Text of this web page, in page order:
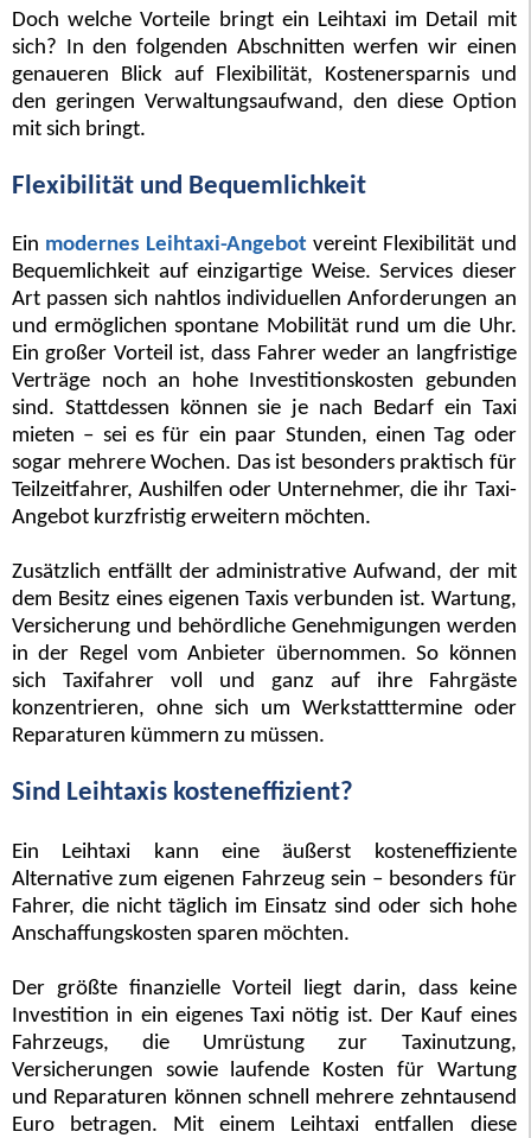
Doch welche Vorteile bringt ein Leihtaxi im Detail mit
sich? In den folgenden Abschnitten werfen wir einen
genaueren Blick auf Flexibilität, Kostenersparnis und
den geringen Verwaltungsaufwand, den diese Option
mit sich bringt.
Flexibilität und Bequemlichkeit
Ein modernes Leihtaxi-Angebot vereint Flexibilität und
Bequemlichkeit auf einzigartige Weise. Services dieser
Art passen sich nahtlos individuellen Anforderungen an
und ermöglichen spontane Mobilität rund um die Uhr.
Ein großer Vorteil ist, dass Fahrer weder an langfristige
Verträge noch an hohe Investitionskosten gebunden
sind. Stattdessen können sie je nach Bedarf ein Taxi
mieten – sei es für ein paar Stunden, einen Tag oder
sogar mehrere Wochen. Das ist besonders praktisch für
Teilzeitfahrer, Aushilfen oder Unternehmer, die ihr Taxi-
Angebot kurzfristig erweitern möchten.
Zusätzlich entfällt der administrative Aufwand, der mit
dem Besitz eines eigenen Taxis verbunden ist. Wartung,
Versicherung und behördliche Genehmigungen werden
in der Regel vom Anbieter übernommen. So können
sich Taxifahrer voll und ganz auf ihre Fahrgäste
konzentrieren, ohne sich um Werkstatttermine oder
Reparaturen kümmern zu müssen.
Sind Leihtaxis kosteneffizient?
Ein Leihtaxi kann eine äußerst kosteneffiziente
Alternative zum eigenen Fahrzeug sein – besonders für
Fahrer, die nicht täglich im Einsatz sind oder sich hohe
Anschaffungskosten sparen möchten.
Der größte finanzielle Vorteil liegt darin, dass keine
Investition in ein eigenes Taxi nötig ist. Der Kauf eines
Fahrzeugs, die Umrüstung zur Taxinutzung,
Versicherungen sowie laufende Kosten für Wartung
und Reparaturen können schnell mehrere zehntausend
Euro betragen. Mit einem Leihtaxi entfallen diese